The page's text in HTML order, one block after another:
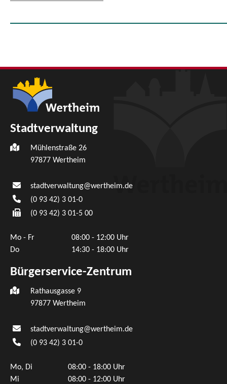
Stadtverwaltung
Mühlenstraße 26
97877 Wertheim
stadtverwaltung@wertheim.de
(0 93 42) 3 01-0
(0 93 42) 3 01-5 00
Mo - Fr
08:00 - 12:00 Uhr
Do
14:30 - 18:00 Uhr
Bürgerservice-Zentrum
Rathausgasse 9
97877 Wertheim
stadtverwaltung@wertheim.de
(0 93 42) 3 01-0
Mo, Di
08:00 - 18:00 Uhr
Mi
08:00 - 12:00 Uhr